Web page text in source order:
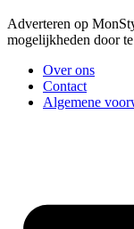
Adverteren op
mogelijkheden door
Over ons
Contact
Algemene